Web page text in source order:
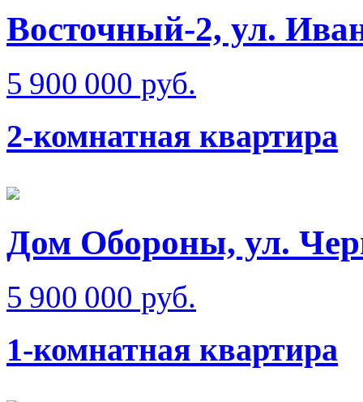
Восточный-2, ул.
5 900 000 руб.
2-комнатная квартира
Дом Обороны, ул.
5 900 000 руб.
1-комнатная квартира